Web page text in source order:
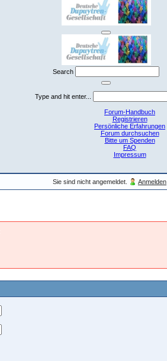
Search
Type and hit enter...
Forum-Handbuch
Registrieren
Persönliche Erfahrungen
Forum durchsuchen
Bitte um Spenden
FAQ
Impressum
Sie sind nicht angemeldet. Anmelden